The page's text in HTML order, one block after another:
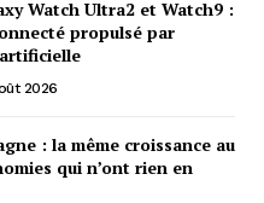
Watch Ultra2 et Watch9 :
propulsé par
2026
: la même croissance au
qui n’ont rien en